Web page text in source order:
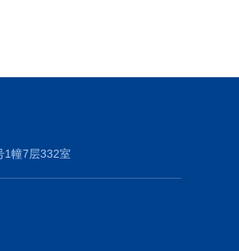
1幢7层332室